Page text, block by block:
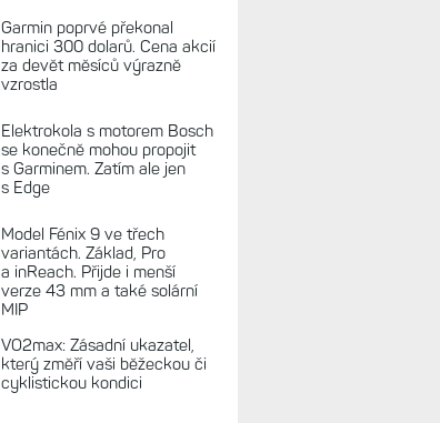
Garmin poprvé překonal
hranici 300 dolarů. Cena akcií
za devět měsíců výrazně
vzrostla
Elektrokola s motorem Bosch
se konečně mohou propojit
s Garminem. Zatím ale jen
s Edge
Model Fénix 9 ve třech
variantách. Základ, Pro
a inReach. Přijde i menší
verze 43 mm a také solární
MIP
VO2max: Zásadní ukazatel,
který změří vaši běžeckou či
cyklistickou kondici